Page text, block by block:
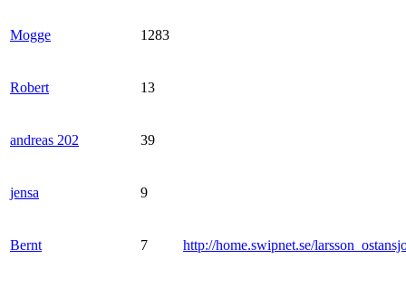
Mogge 1283
Robert 13
andreas 202 39
jensa 9
Bernt 7 http://home.swipnet.se/